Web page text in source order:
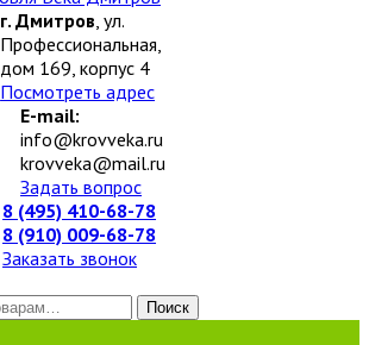
г. Дмитров, ул.
Профессиональная,
дом 169, корпус 4
Посмотреть адрес
E-mail:
info@krovveka.ru
krovveka@mail.ru
Задать вопрос
8 (495) 410-68-78
8 (910) 009-68-78
Заказать звонок
Поиск